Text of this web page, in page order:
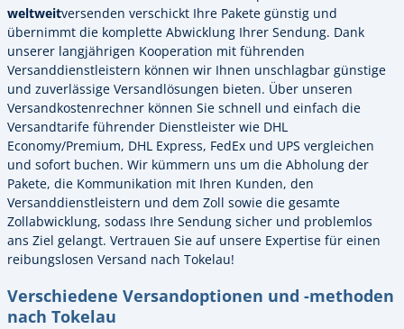
weltweitversenden verschickt Ihre Pakete günstig und
übernimmt die komplette Abwicklung Ihrer Sendung. Dank
unserer langjährigen Kooperation mit führenden
Versanddienstleistern können wir Ihnen unschlagbar günstige
und zuverlässige Versandlösungen bieten. Über unseren
Versandkostenrechner können Sie schnell und einfach die
Versandtarife führender Dienstleister wie DHL
Economy/Premium, DHL Express, FedEx und UPS vergleichen
und sofort buchen. Wir kümmern uns um die Abholung der
Pakete, die Kommunikation mit Ihren Kunden, den
Versanddienstleistern und dem Zoll sowie die gesamte
Zollabwicklung, sodass Ihre Sendung sicher und problemlos
ans Ziel gelangt. Vertrauen Sie auf unsere Expertise für einen
reibungslosen Versand nach Tokelau!
Verschiedene Versandoptionen und -methoden
nach Tokelau